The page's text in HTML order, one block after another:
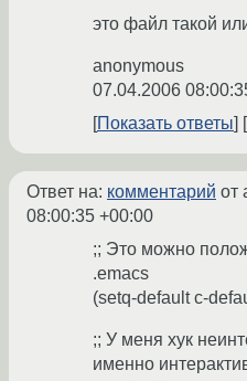
это файл такой
anonymous
07.04.2006
Показать ответы
Ответ на: комментарий от
08:00:35 +00:00
;; Это можно
.emacs
(setq-default c-
;; У меня хук
именно